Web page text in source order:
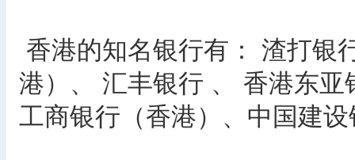
香港的知名银行有： 渣打银
港）、 汇丰银行 、 香港东
工商银行（香港）、中国建